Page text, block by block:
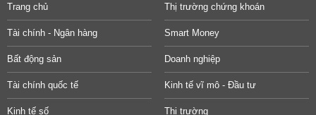
Trang chủ Thị trường chứng khoán
Tài chính - Ngân hàng Smart Money
Bất động sản Doanh nghiệp
Tài chính quốc tế Kinh tế vĩ mô - Đầu tư
Kinh tế số Thị trường